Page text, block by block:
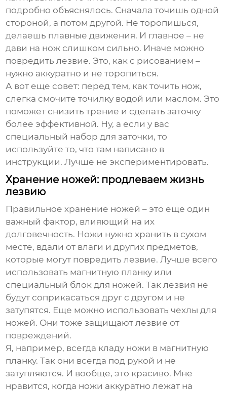
подробно объяснялось. Сначала точишь одной
стороной, а потом другой. Не торопишься,
делаешь плавные движения. И главное – не
дави на нож слишком сильно. Иначе можно
повредить лезвие. Это, как с рисованием –
нужно аккуратно и не торопиться.
А вот еще совет: перед тем, как точить нож,
слегка смочите точилку водой или маслом. Это
поможет снизить трение и сделать заточку
более эффективной. Ну, а если у вас
специальный набор для заточки, то
используйте то, что там написано в
инструкции. Лучше не экспериментировать.
Хранение ножей: продлеваем жизнь
лезвию
Правильное хранение ножей – это еще один
важный фактор, влияющий на их
долговечность. Ножи нужно хранить в сухом
месте, вдали от влаги и других предметов,
которые могут повредить лезвие. Лучше всего
использовать магнитную планку или
специальный блок для ножей. Так лезвия не
будут соприкасаться друг с другом и не
затупятся. Еще можно использовать чехлы для
ножей. Они тоже защищают лезвие от
повреждений.
Я, например, всегда кладу ножи в магнитную
планку. Так они всегда под рукой и не
затупляются. И вообще, это красиво. Мне
нравится, когда ножи аккуратно лежат на